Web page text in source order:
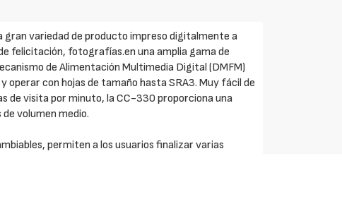
gran variedad de producto impreso digitalmente a
felicitación, fotografías.en una amplia gama de
de Alimentación Multimedia Digital (DMFM)
con hojas de tamaño hasta SRA3. Muy fácil de
de visita por minuto, la CC-330 proporciona una
volumen medio.
permiten a los usuarios finalizar varias